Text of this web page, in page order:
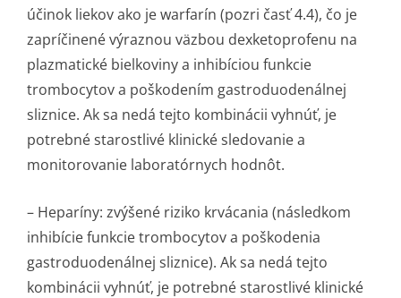
účinok liekov ako je warfarín (pozri časť 4.4), čo je
zapríčinené výraznou väzbou dexketoprofenu na
plazmatické bielkoviny a inhibíciou funkcie
trombocytov a poškodením gastroduodenálnej
sliznice. Ak sa nedá tejto kombinácii vyhnúť, je
potrebné starostlivé klinické sledovanie a
monitorovanie laboratórnych hodnôt.
– Heparíny: zvýšené riziko krvácania (následkom
inhibície funkcie trombocytov a poškodenia
gastroduodenálnej sliznice). Ak sa nedá tejto
kombinácii vyhnúť, je potrebné starostlivé klinické